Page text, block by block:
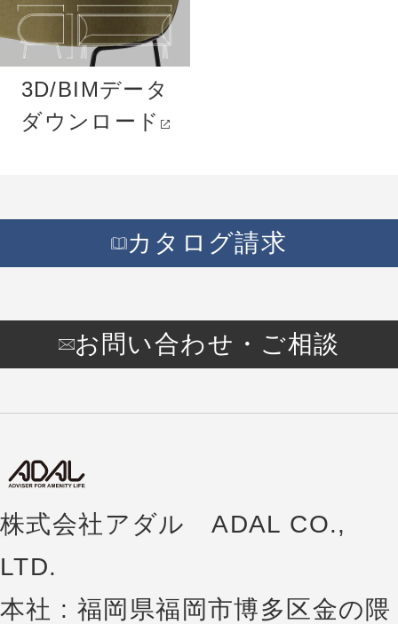
3D/BIMデータ
ダウンロード
カタログ請求
お問い合わせ・ご相談
株式会社アダル ADAL CO.,
LTD.
本社 : 福岡県福岡市博多区金の隈